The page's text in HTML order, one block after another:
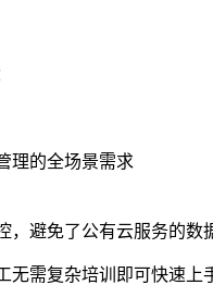
理的全场景需求
避免了公有云服务的数
需复杂培训即可快速上